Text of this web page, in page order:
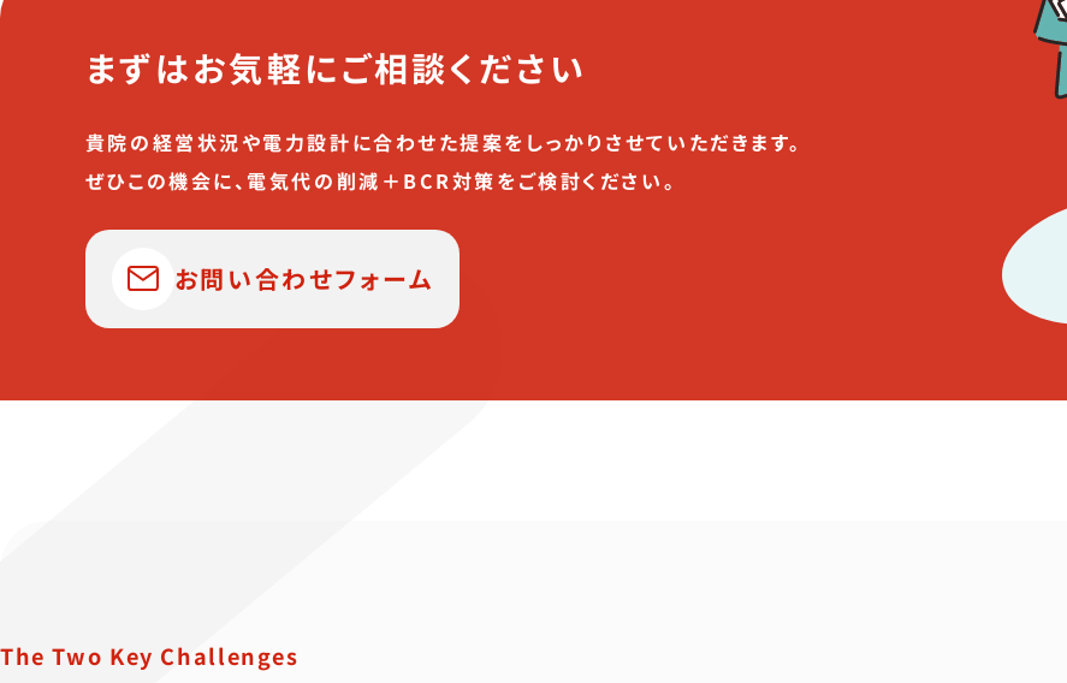
まずはお気軽にご相談ください
貴院の経営状況や電力設計に合わせた提案をしっかりさせていただきます。
ぜひこの機会に、電気代の削減＋BCR対策をご検討ください。
お問い合わせフォーム
The Two Key Challenges